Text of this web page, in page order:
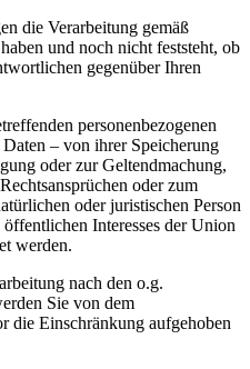
die Verarbeitung gemäß
und noch nicht feststeht, ob
gegenüber Ihren
personenbezogenen
– von ihrer Speicherung
oder zur Geltendmachung,
oder zum
oder juristischen Person
Interesses der Union
werden.
nach den o.g.
Sie von dem
die Einschränkung aufgehoben